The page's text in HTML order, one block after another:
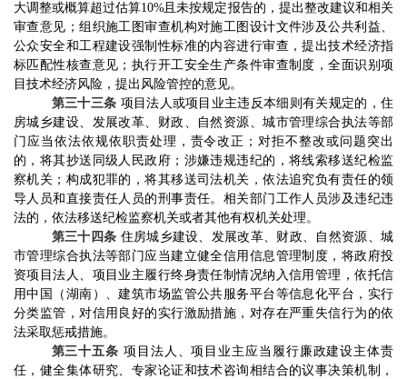
大调整或概算超过估算10%且未按规定报告的，提出整改建议和相关
审查意见；组织施工图审查机构对施工图设计文件涉及公共利益、
公众安全和工程建设强制性标准的内容进行审查，提出技术经济指
标匹配性核查意见；执行开工安全生产条件审查制度，全面识别项
目技术经济风险，提出风险管控的意见。
第三十三条 项目法人或项目业主违反本细则有关规定的，住
房城乡建设、发展改革、财政、自然资源、城市管理综合执法等部
门应当依法依规依职责处理 ， 责令改正；对拒不整改或问题突出
的，将其抄送同级人民政府 ；涉嫌违规违纪的，将线索移送纪检监
察机关；构成犯罪的，将其移送司法机关，依法追究负有责任的领
导人员和直接责任人员的刑事责任。 相关部门工作人员涉及违纪违
法的，依法移送纪检监察机关或者其他有权机关处理。
第三十四条 住房城乡建设、发展改革、财政、自然资源、城
市管理综合执法等部门应当建立健全信用信息管理制度，将政府投
资项目法人、项目业主履行终身责任制情况纳入信用管理，依托信
用中国（湖南）、建筑市场监管公共服务平台等信息化平台，实行
分类监管，对信用良好的实行激励措施，对存在严重失信行为的依
法采取惩戒措施。
第三十五条 项目法人 、项目业主 应当履行廉政建设主体责
任，健全集体研究、专家论证和技术咨询相结合的议事决策机制，